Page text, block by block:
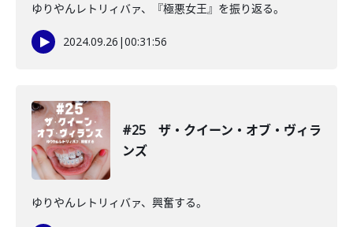
ゆりやんレトリィバァ、『極悪女王』を振り返る。
2024.09.26 |00:31:56
#25 ザ・クイーン・オブ・ヴィラ
ンズ
ゆりやんレトリィバァ、興奮する。